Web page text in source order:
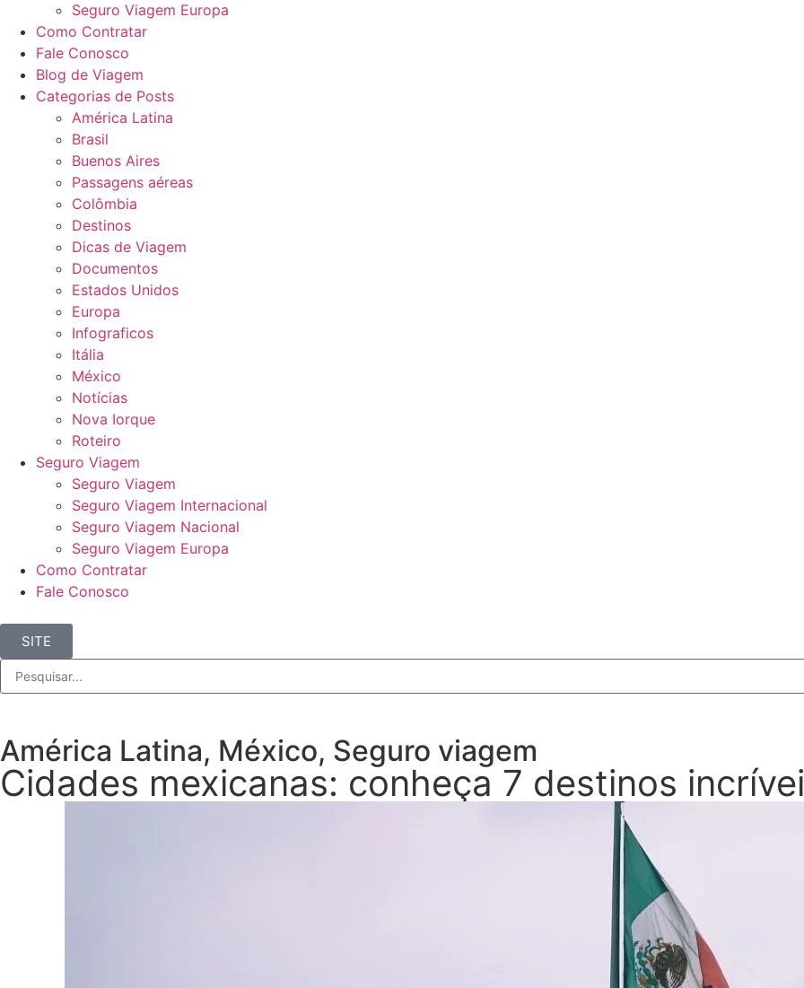
Seguro Viagem Europa
Como Contratar
Fale Conosco
Blog de Viagem
Categorias de Posts
América Latina
Brasil
Buenos Aires
Passagens aéreas
Colômbia
Destinos
Dicas de Viagem
Documentos
Estados Unidos
Europa
Infograficos
Itália
México
Notícias
Nova Iorque
Roteiro
Seguro Viagem
Seguro Viagem
Seguro Viagem Internacional
Seguro Viagem Nacional
Seguro Viagem Europa
Como Contratar
Fale Conosco
SITE
América Latina, México, Seguro viagem
Cidades mexicanas: conheça 7 destinos